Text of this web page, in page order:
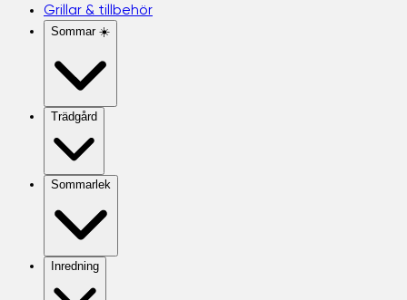
Grillar & tillbehör
Sommar ☀️
Trädgård
Sommarlek
Inredning